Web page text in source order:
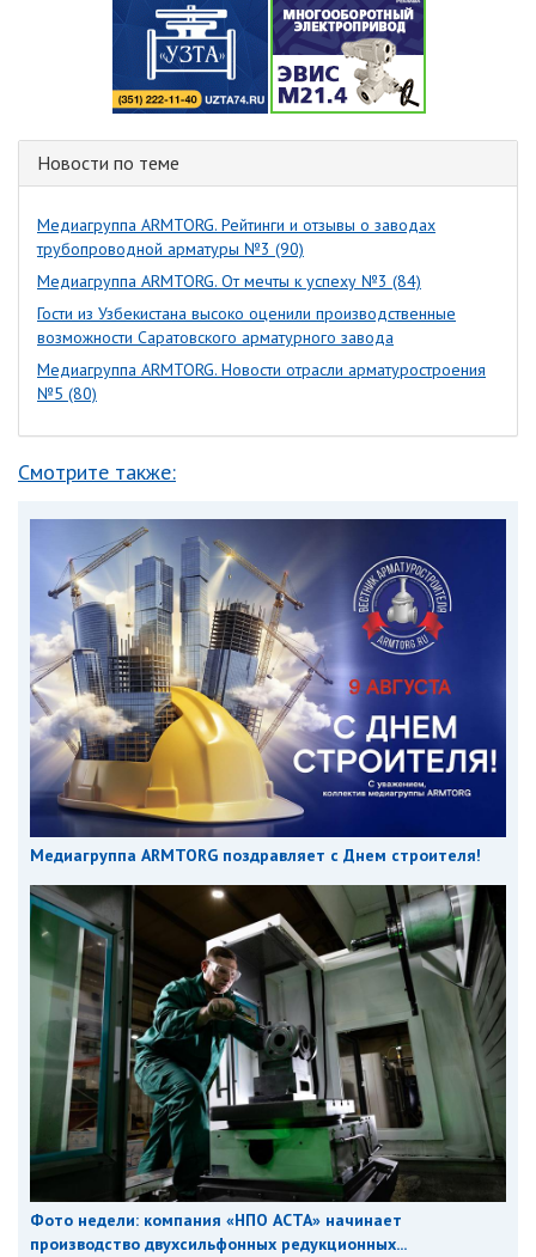
Новости по теме
Медиагруппа ARMTORG. Рейтинги и отзывы о заводах
трубопроводной арматуры №3 (90)
Медиагруппа ARMTORG. От мечты к успеху №3 (84)
Гости из Узбекистана высоко оценили производственные
возможности Саратовского арматурного завода
Медиагруппа ARMTORG. Новости отрасли арматуростроения
№5 (80)
Смотрите также:
Медиагруппа ARMTORG поздравляет с Днем строителя!
Фото недели: компания «НПО АСТА» начинает
производство двухсильфонных редукционных...